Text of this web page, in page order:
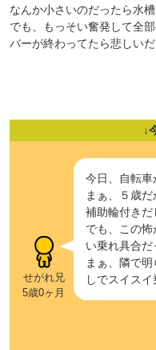
なんか小さいのだったら水
でも、もっそい奮発して全
バーが終わってたら悲しいだ
↓
せがれ兄
5歳0ヶ月
今日、自転車
まぁ、５歳
補助輪付きだ
でも、この
い乗れ具合だ
まぁ、隣で
しでスイスイ